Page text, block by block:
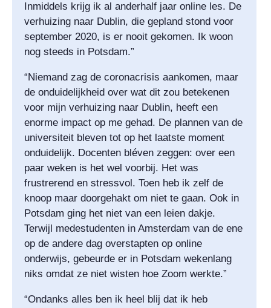
Inmiddels krijg ik al anderhalf jaar online les. De
verhuizing naar Dublin, die gepland stond voor
september 2020, is er nooit gekomen. Ik woon
nog steeds in Potsdam.”
“Niemand zag de coronacrisis aankomen, maar
de onduidelijkheid over wat dit zou betekenen
voor mijn verhuizing naar Dublin, heeft een
enorme impact op me gehad. De plannen van de
universiteit bleven tot op het laatste moment
onduidelijk. Docenten bléven zeggen: over een
paar weken is het wel voorbij. Het was
frustrerend en stressvol. Toen heb ik zelf de
knoop maar doorgehakt om niet te gaan. Ook in
Potsdam ging het niet van een leien dakje.
Terwijl medestudenten in Amsterdam van de ene
op de andere dag overstapten op online
onderwijs, gebeurde er in Potsdam wekenlang
niks omdat ze niet wisten hoe Zoom werkte.”
“Ondanks alles ben ik heel blij dat ik heb